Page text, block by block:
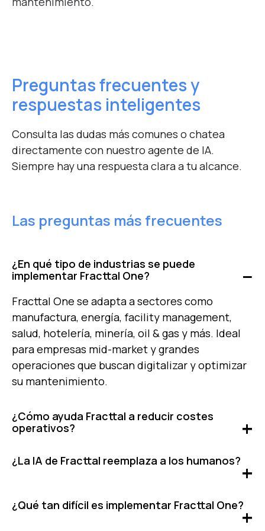
Preguntas frecuentesy
respuestas inteligentes
Consulta las dudas más comunes o chatea
directamente con nuestro agente de IA.
Siempre hay una respuesta clara a tu alcance.
Las preguntas más frecuentes
¿En qué tipo de industrias se puede
implementar Fracttal One?
Fracttal One se adapta a sectores como
manufactura, energía, facility management,
salud, hotelería, minería, oil & gas y más. Ideal
para empresas mid-market y grandes
operaciones que buscan digitalizar y optimizar
su mantenimiento.
¿Cómo ayuda Fracttal a reducir costes
operativos?
tareas repetitivas y anticipa fallos críticos. Al
mantenimientos innecesarios y mejorar el uso
¿La IA de Fracttal reemplaza a los humanos?
No. La IA de Fracttal actúa como asistente:
analiza datos, sugiere acciones y genera
¿Qué tan difícil es implementar Fracttal One?